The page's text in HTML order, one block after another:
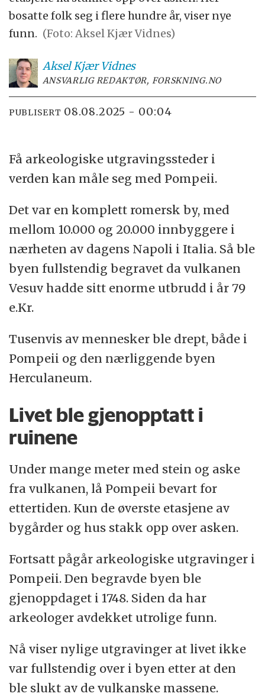
bosatte folk seg i flere hundre år, viser nye
funn. (Foto: Aksel Kjær Vidnes)
Aksel Kjær Vidnes
ANSVARLIG REDAKTØR, FORSKNING.NO
PUBLISERT 08.08.2025 - 00:04
Få arkeologiske utgravingssteder i
verden kan måle seg med Pompeii.
Det var en komplett romersk by, med
mellom 10.000 og 20.000 innbyggere i
nærheten av dagens Napoli i Italia. Så ble
byen fullstendig begravet da vulkanen
Vesuv hadde sitt enorme utbrudd i år 79
e.Kr.
Tusenvis av mennesker ble drept, både i
Pompeii og den nærliggende byen
Herculaneum.
Livet ble gjenopptatt i
ruinene
Under mange meter med stein og aske
fra vulkanen, lå Pompeii bevart for
ettertiden. Kun de øverste etasjene av
bygårder og hus stakk opp over asken.
Fortsatt pågår arkeologiske utgravinger i
Pompeii. Den begravde byen ble
gjenoppdaget i 1748. Siden da har
arkeologer avdekket utrolige funn.
Nå viser nylige utgravinger at livet ikke
var fullstendig over i byen etter at den
ble slukt av de vulkanske massene.